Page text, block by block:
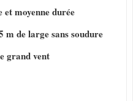
moyenne durée
m de large sans soudure
grand vent